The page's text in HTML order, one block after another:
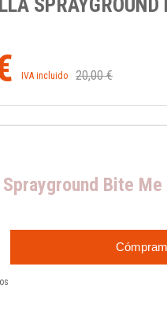
SPRAYGROUND
IVA incluido 20,00 €
Bite Me